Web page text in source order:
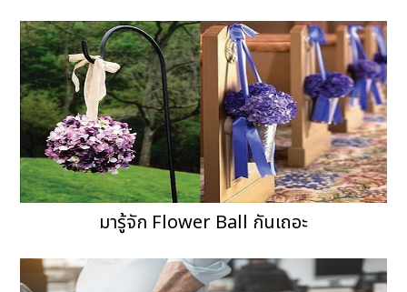
มารู้จัก Flower Ball กันเถอะ